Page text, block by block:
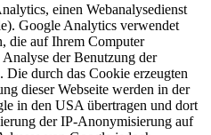
einen Webanalysedienst
Google Analytics verwendet
die auf Ihrem Computer
der Benutzung der
Die durch das Cookie erzeugten
dieser Webseite werden in der
in den USA übertragen und dort
der IP-Anonymisierung auf